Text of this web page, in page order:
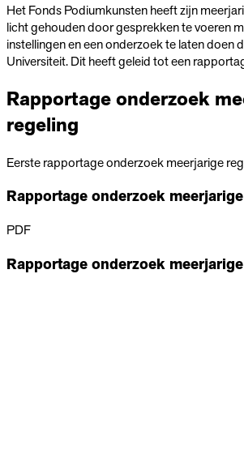
Het Fonds Podiumkunsten heeft zijn
licht gehouden door gesprekken te voeren
instellingen en een onderzoek te laten doen
Universiteit. Dit heeft geleid tot een
Rapportage onderzoek
regeling
Eerste rapportage onderzoek meerjarige
Rapportage onderzoek
PDF
Rapportage onderzoek